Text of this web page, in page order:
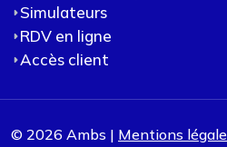
Simulateurs
RDV en ligne
Accès client
© 2026 Ambs | Mentions